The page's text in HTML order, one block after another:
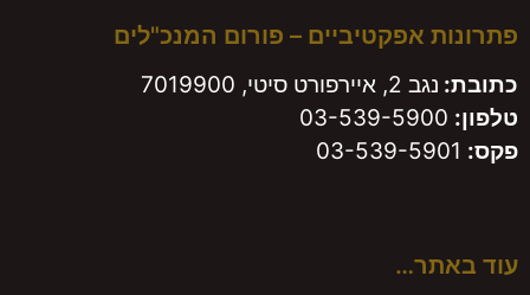
אפקטיביים – פורום המנכ"לים
נגב 2, איירפורט סיטי, 7019900
03-539-